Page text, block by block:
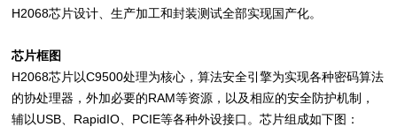
H2068芯片设计、生产加工和封装测试全部实现国产化。
芯片框图
H2068芯片以C9500处理为核心，算法安全引擎为实现各种密码算法
的协处理器，外加必要的RAM等资源，以及相应的安全防护机制，
辅以USB、RapidIO、PCIE等各种外设接口。芯片组成如下图：